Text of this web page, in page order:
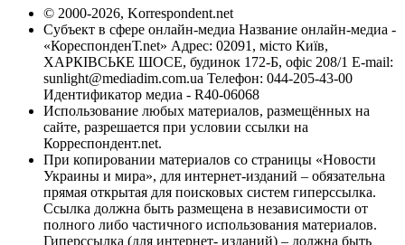
© 2000-2026, Korrespondent.net
Субъект в сфере онлайн-медиа Название онлайн-медиа -
«КореспонденТ.net» Адрес: 02091, місто Київ,
ХАРКІВСЬКЕ ШОСЕ, будинок 172-Б, офіс 208/1 E-mail:
sunlight@mediadim.com.ua Телефон: 044-205-43-00
Идентификатор медиа - R40-06068
Использование любых материалов, размещённых на
сайте, разрешается при условии ссылки на
Корреспондент.net.
При копировании материалов со страницы «Новости
Украины и мира», для интернет-изданий – обязательна
прямая открытая для поисковых систем гиперссылка.
Ссылка должна быть размещена в независимости от
полного либо частичного использования материалов.
Гиперссылка (для интернет- изданий) – должна быть